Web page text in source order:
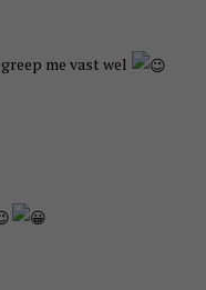
me vast wel